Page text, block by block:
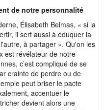
de notre personnalité
Élisabeth Belmas, « si la
il sert aussi à éduquer la
à partager ». Qu'on les
est révélateur de notre
c’est compliqué de se
crainte de perdre ou de
peut briser le pacte
accentuer le
devient alors une